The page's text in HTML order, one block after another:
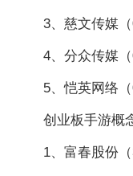
3、慈文传媒（
4、分众传媒（
5、恺英网络（
创业板手游概
1、富春股份（